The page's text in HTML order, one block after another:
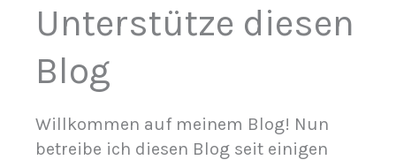
Unterstütze diesen
Blog
Willkommen auf meinem Blog! Nun
betreibe ich diesen Blog seit einigen